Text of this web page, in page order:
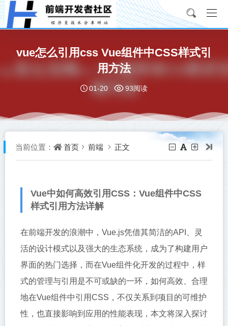
vue怎么引用css Vue组件中CSS样式引
用方法
01-20 93阅读
当前位置： 首页 前端 正文
Vue中如何高效引用CSS：Vue组件中CSS
样式引用方法详解
在前端开发的浪潮中，Vue.js凭借其简洁的API、灵
活的设计模式以及强大的生态系统，成为了构建用户
界面的热门选择，而在Vue组件化开发的过程中，样
式的管理与引用是不可或缺的一环，如何高效、合理
地在Vue组件中引用CSS，不仅关系到项目的可维护
性，也直接影响到应用的性能表现，本文将深入探讨